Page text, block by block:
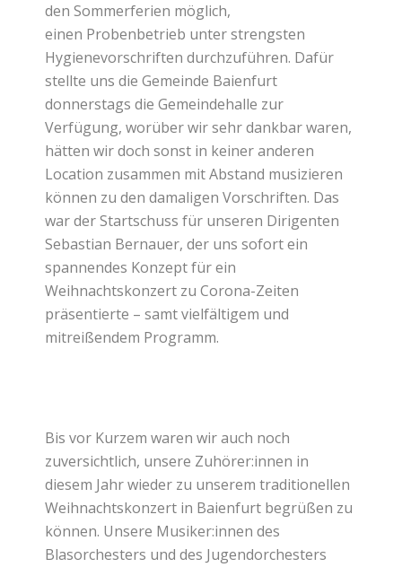
den Sommerferien möglich,
einen Probenbetrieb unter strengsten
Hygienevorschriften durchzuführen. Dafür
stellte uns die Gemeinde Baienfurt
donnerstags die Gemeindehalle zur
Verfügung, worüber wir sehr dankbar waren,
hätten wir doch sonst in keiner anderen
Location zusammen mit Abstand musizieren
können zu den damaligen Vorschriften. Das
war der Startschuss für unseren Dirigenten
Sebastian Bernauer, der uns sofort ein
spannendes Konzept für ein
Weihnachtskonzert zu Corona-Zeiten
präsentierte – samt vielfältigem und
mitreißendem Programm.
Bis vor Kurzem waren wir auch noch
zuversichtlich, unsere Zuhörer:innen in
diesem Jahr wieder zu unserem traditionellen
Weihnachtskonzert in Baienfurt begrüßen zu
können. Unsere Musiker:innen des
Blasorchesters und des Jugendorchesters